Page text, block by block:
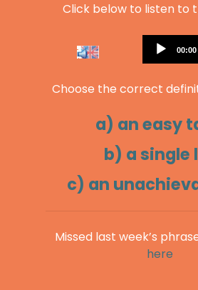
Click below to listen to
00:00
Choose the correct
a) an easy
b) a single
c) an
Missed last week’s
here